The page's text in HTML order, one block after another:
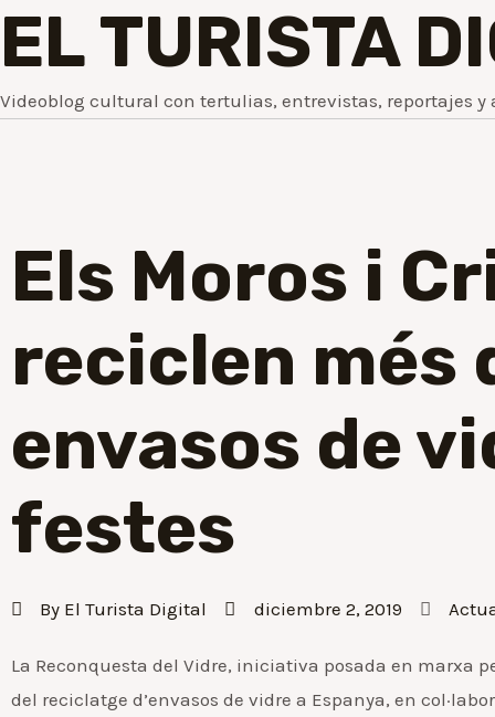
EL TURISTA
Videoblog cultural con tertulias, entrevistas, reportajes y
Els Moros i
reciclen més
envasos de
festes
By El Turista Digital diciembre 2, 2019
La Reconquesta del Vidre, iniciativa posada en marxa
del reciclatge d’envasos de vidre a Espanya, en